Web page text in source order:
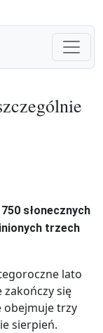
słonecznych
trzech
lato
się
obejmuje trzy
sierpień.